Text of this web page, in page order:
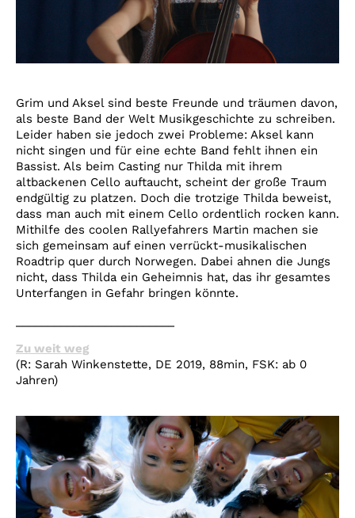
Grim und Aksel sind beste Freunde und träumen davon,
als beste Band der Welt Musikgeschichte zu schreiben.
Leider haben sie jedoch zwei Probleme: Aksel kann
nicht singen und für eine echte Band fehlt ihnen ein
Bassist. Als beim Casting nur Thilda mit ihrem
altbackenen Cello auftaucht, scheint der große Traum
endgültig zu platzen. Doch die trotzige Thilda beweist,
dass man auch mit einem Cello ordentlich rocken kann.
Mithilfe des coolen Rallyefahrers Martin machen sie
sich gemeinsam auf einen verrückt-musikalischen
Roadtrip quer durch Norwegen. Dabei ahnen die Jungs
nicht, dass Thilda ein Geheimnis hat, das ihr gesamtes
Unterfangen in Gefahr bringen könnte.
Zu weit weg
(R: Sarah Winkenstette, DE 2019, 88min, FSK: ab 0
Jahren)